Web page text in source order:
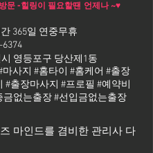
문 -힐링이 필요할땐 언제나 ~♥
365일 연중무휴
6374
마사지 #홈타이 #홈케어 #출장
#출장마사지 #프로필 #예약비
금없는출장 #선입금없는출장
영등포구 당산제1동
마인드를 겸비한 관리사 다